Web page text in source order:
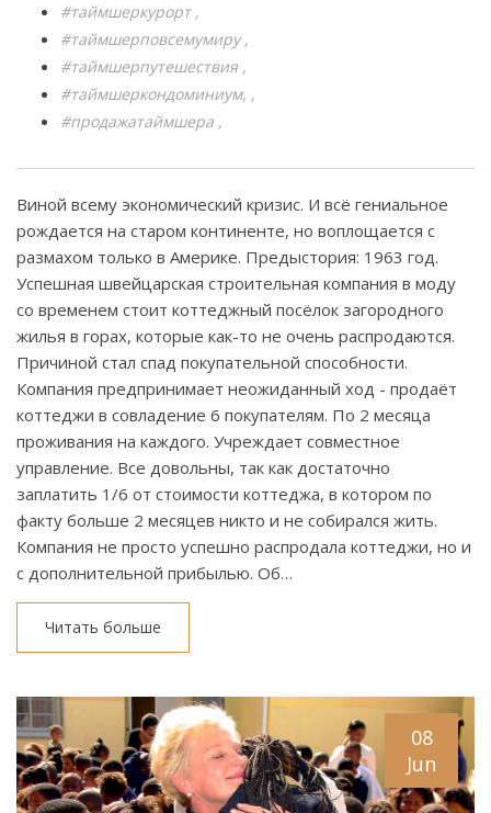
#таймшеркурорт
#таймшерповсемумиру
#таймшерпутешествия
#таймшеркондоминиум,
#продажатаймшера
Виной всему экономический кризис. И всё гениальное
рождается на старом континенте, но воплощается с
размахом только в Америке. Предыстория: 1963 год.
Успешная швейцарская строительная компания в моду
со временем стоит коттеджный посёлок загородного
жилья в горах, которые как-то не очень распродаются.
Причиной стал спад покупательной способности.
Компания предпринимает неожиданный ход - продаёт
коттеджи в совладение 6 покупателям. По 2 месяца
проживания на каждого. Учреждает совместное
управление. Все довольны, так как достаточно
заплатить 1/6 от стоимости коттеджа, в котором по
факту больше 2 месяцев никто и не собирался жить.
Компания не просто успешно распродала коттеджи, но и
с дополнительной прибылью. Об…
Читать больше
08
Jun